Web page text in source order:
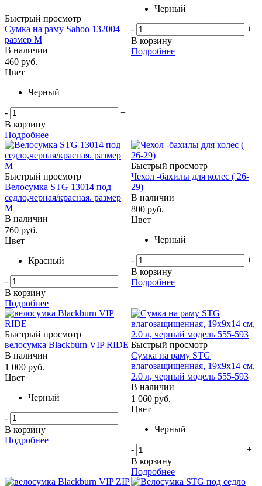
Быстрый просмотр
Сумка на раму Sahoo 132004
размер M
В наличии
460 руб.
Цвет
Черный
-
+
В корзину
Подробнее
Черный
-
+
В корзину
Подробнее
Быстрый просмотр
Велосумка STG 13014 под
седло,черная/красная. размер
M
В наличии
760 руб.
Цвет
Красный
-
+
В корзину
Подробнее
Быстрый просмотр
Чехол -бахилы для колес ( 26-
29)
В наличии
800 руб.
Цвет
Черный
-
+
В корзину
Подробнее
Быстрый просмотр
велосумка Blackburn VIP RIDE
В наличии
1 000 руб.
Цвет
Черный
-
+
В корзину
Подробнее
Быстрый просмотр
Сумка на раму STG
влагозащищенная, 19х9х14 см,
2.0 л, черный модель 555-593
В наличии
1 060 руб.
Цвет
Черный
-
+
В корзину
Подробнее